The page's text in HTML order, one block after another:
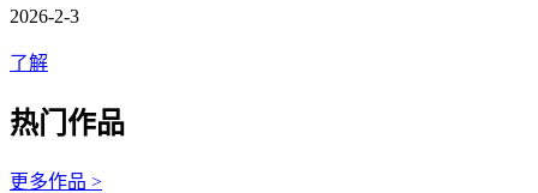
2026-2-3
了解
热门作品
更多作品 >